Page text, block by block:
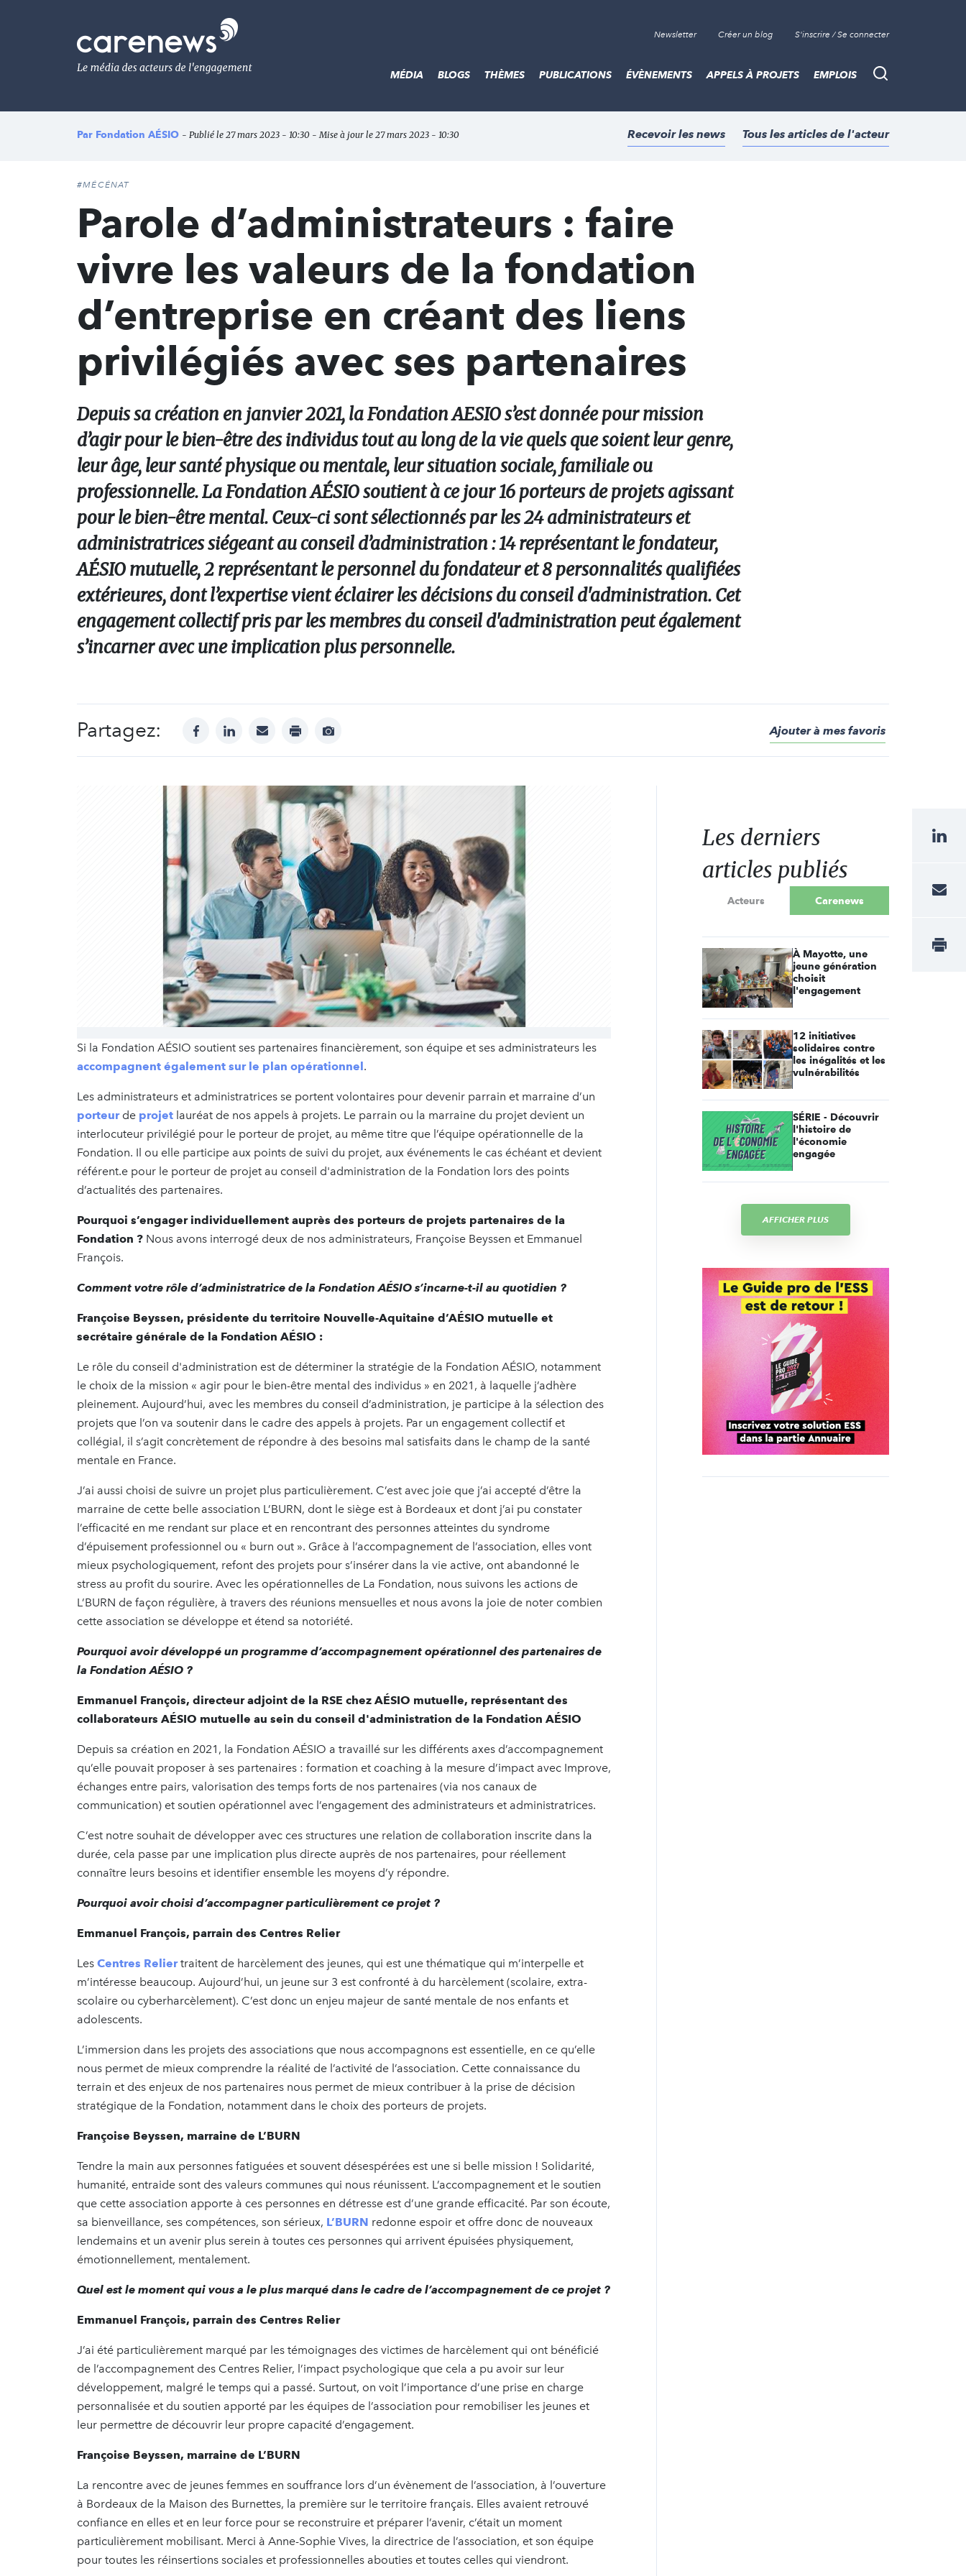
Le
média
de
l'engagement
Newsletter Créer un blog S'inscrire / Se connecter
Recherche
MÉDIA BLOGS THÈMES PUBLICATIONS ÉVÈNEMENTS APPELS À PROJETS EMPLOIS
Par Fondation AÉSIO - Publié le 27 mars 2023 - 10:30 - Mise à jour le 27 mars 2023 - 10:30 Recevoir les news Tous les articles de l'acteur
#MÉCÉNAT
Parole d’administrateurs : faire
vivre les valeurs de la fondation
d’entreprise en créant des liens
privilégiés avec ses partenaires
Depuis sa création en janvier 2021, la Fondation AESIO s’est donnée pour mission
d’agir pour le bien-être des individus tout au long de la vie quels que soient leur genre,
leur âge, leur santé physique ou mentale, leur situation sociale, familiale ou
professionnelle. La Fondation AÉSIO soutient à ce jour 16 porteurs de projets agissant
pour le bien-être mental. Ceux-ci sont sélectionnés par les 24 administrateurs et
administratrices siégeant au conseil d’administration : 14 représentant le fondateur,
AÉSIO mutuelle, 2 représentant le personnel du fondateur et 8 personnalités qualifiées
extérieures, dont l’expertise vient éclairer les décisions du conseil d'administration. Cet
engagement collectif pris par les membres du conseil d'administration peut également
s’incarner avec une implication plus personnelle.
Partagez: facebooklinkedinmail print
Afficher
Ajouter à mes favoris
Si la Fondation AÉSIO soutient ses partenaires financièrement, son équipe et ses administrateurs les
accompagnent également sur le plan opérationnel.
Les administrateurs et administratrices se portent volontaires pour devenir parrain et marraine d’un
porteurde projet lauréat de nos appels à projets. Le parrain ou la marraine du projet devient un
interlocuteur privilégié pour le porteur de projet, au même titre que l’équipe opérationnelle de la
Fondation. Il ou elle participe aux points de suivi du projet, aux événements le cas échéant et devient
référent.e pour le porteur de projet au conseil d'administration de la Fondation lors des points
d’actualités des partenaires.
Pourquoi s’engager individuellement auprès des porteurs de projets partenaires de la
Fondation ? Nous avons interrogé deux de nos administrateurs, Françoise Beyssen et Emmanuel
François.
Comment votre rôle d’administratrice de la Fondation AÉSIO s’incarne-t-il au quotidien ?
Françoise Beyssen, présidente du territoire Nouvelle-Aquitaine d’AÉSIO mutuelle et
secrétaire générale de la Fondation AÉSIO :
Le rôle du conseil d'administration est de déterminer la stratégie de la Fondation AÉSIO, notamment
le choix de la mission « agir pour le bien-être mental des individus » en 2021, à laquelle j’adhère
pleinement. Aujourd’hui, avec les membres du conseil d’administration, je participe à la sélection des
projets que l’on va soutenir dans le cadre des appels à projets. Par un engagement collectif et
collégial, il s’agit concrètement de répondre à des besoins mal satisfaits dans le champ de la santé
mentale en France.
J’ai aussi choisi de suivre un projet plus particulièrement. C’est avec joie que j’ai accepté d’être la
marraine de cette belle association L’BURN, dont le siège est à Bordeaux et dont j’ai pu constater
l’efficacité en me rendant sur place et en rencontrant des personnes atteintes du syndrome
d’épuisement professionnel ou « burn out ». Grâce à l’accompagnement de l’association, elles vont
mieux psychologiquement, refont des projets pour s’insérer dans la vie active, ont abandonné le
stress au profit du sourire. Avec les opérationnelles de La Fondation, nous suivons les actions de
L’BURN de façon régulière, à travers des réunions mensuelles et nous avons la joie de noter combien
cette association se développe et étend sa notoriété.
Pourquoi avoir développé un programme d’accompagnement opérationnel des partenaires de
la Fondation AÉSIO ?
Emmanuel François, directeur adjoint de la RSE chez AÉSIO mutuelle, représentant des
collaborateurs AÉSIO mutuelle au sein du conseil d'administration de la Fondation AÉSIO
Depuis sa création en 2021, la Fondation AÉSIO a travaillé sur les différents axes d’accompagnement
qu’elle pouvait proposer à ses partenaires : formation et coaching à la mesure d’impact avec Improve,
échanges entre pairs, valorisation des temps forts de nos partenaires (via nos canaux de
communication) et soutien opérationnel avec l’engagement des administrateurs et administratrices.
C’est notre souhait de développer avec ces structures une relation de collaboration inscrite dans la
durée, cela passe par une implication plus directe auprès de nos partenaires, pour réellement
connaître leurs besoins et identifier ensemble les moyens d’y répondre.
Pourquoi avoir choisi d’accompagner particulièrement ce projet ?
Emmanuel François, parrain des Centres Relier
Les Centres Reliertraitent de harcèlement des jeunes, qui est une thématique qui m’interpelle et
m’intéresse beaucoup. Aujourd’hui, un jeune sur 3 est confronté à du harcèlement (scolaire, extra-
scolaire ou cyberharcèlement). C’est donc un enjeu majeur de santé mentale de nos enfants et
adolescents.
L’immersion dans les projets des associations que nous accompagnons est essentielle, en ce qu’elle
nous permet de mieux comprendre la réalité de l’activité de l’association. Cette connaissance du
terrain et des enjeux de nos partenaires nous permet de mieux contribuer à la prise de décision
stratégique de la Fondation, notamment dans le choix des porteurs de projets.
Françoise Beyssen, marraine de L’BURN
Tendre la main aux personnes fatiguées et souvent désespérées est une si belle mission ! Solidarité,
humanité, entraide sont des valeurs communes qui nous réunissent. L’accompagnement et le soutien
que cette association apporte à ces personnes en détresse est d’une grande efficacité. Par son écoute,
sa bienveillance, ses compétences, son sérieux, L’BURN redonne espoir et offre donc de nouveaux
lendemains et un avenir plus serein à toutes ces personnes qui arrivent épuisées physiquement,
émotionnellement, mentalement.
Quel est le moment qui vous a le plus marqué dans le cadre de l’accompagnement de ce projet ?
Emmanuel François, parrain des Centres Relier
J’ai été particulièrement marqué par les témoignages des victimes de harcèlement qui ont bénéficié
de l’accompagnement des Centres Relier, l’impact psychologique que cela a pu avoir sur leur
développement, malgré le temps qui a passé. Surtout, on voit l’importance d’une prise en charge
personnalisée et du soutien apporté par les équipes de l’association pour remobiliser les jeunes et
leur permettre de découvrir leur propre capacité d’engagement.
Françoise Beyssen, marraine de L’BURN
La rencontre avec de jeunes femmes en souffrance lors d’un évènement de l’association, à l’ouverture
à Bordeaux de la Maison des Burnettes, la première sur le territoire français. Elles avaient retrouvé
confiance en elles et en leur force pour se reconstruire et préparer l’avenir, c’était un moment
particulièrement mobilisant. Merci à Anne-Sophie Vives, la directrice de l’association, et son équipe
pour toutes les réinsertions sociales et professionnelles abouties et toutes celles qui viendront.
Les derniers
articles publiés
Acteurs Carenews
À Mayotte, une
jeune génération
choisit
l'engagement
12 initiatives
solidaires contre
les inégalités et les
vulnérabilités
SÉRIE - Découvrir
l'histoire de
l'économie
engagée
AFFICHER PLUS